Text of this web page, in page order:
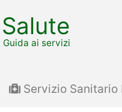
Salute
Guida ai servizi
Servizio Sanitario